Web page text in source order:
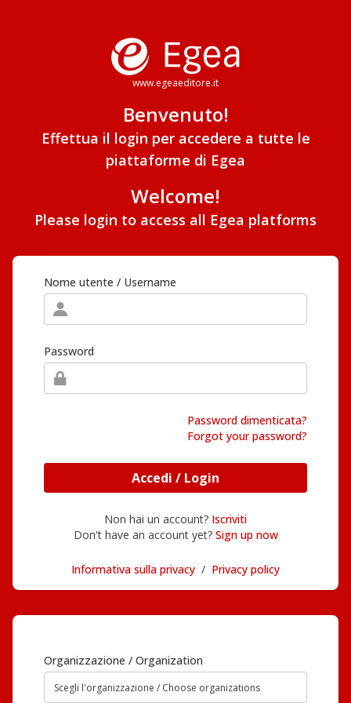
www.egeaeditore.it
Benvenuto!
Effettua il login per accedere a tutte le
piattaforme di Egea
Welcome!
Please login to access all Egea platforms
Nome utente / Username
Password
Password dimenticata?
Forgot your password?
Accedi / Login
Non hai un account? Iscriviti
Don't have an account yet? Sign up now
Informativa sulla privacy / Privacy policy
Organizzazione / Organization